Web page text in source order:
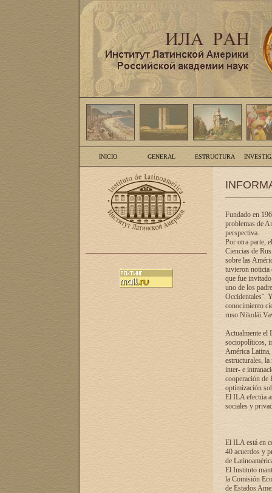
INICIO GENERAL ESTRUCTURA
Fundado en
problemas de
perspectiva.
Por otra parte,
Ciencias de
sobre las
tuvieron noticia
que fue
uno de los
Occidentales¨.
conocimiento
ruso Nikolái
Actualmente el
sociopolíticos,
América Latina,
estructurales,
inter- e
cooperación de
optimización
El ILA efectúa
sociales y
El ILA está en
40 acuerdos y
de
El Instituto
la Comisión
de Estados